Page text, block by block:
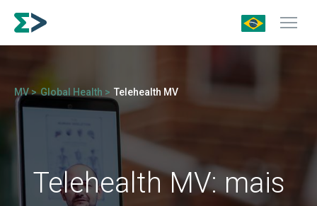
MV > Global Health > Telehealth MV
Telehealth MV: mais